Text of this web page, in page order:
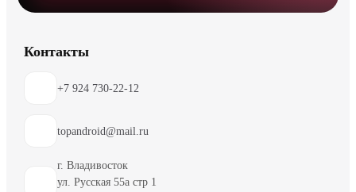
Контакты
+7 924 730-22-12
topandroid@mail.ru
г. Владивосток
ул. Русская 55а стр 1